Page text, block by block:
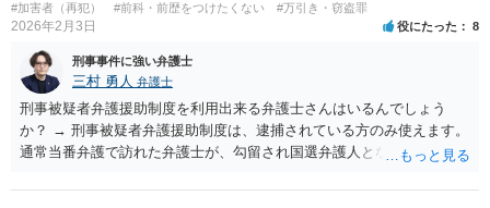
#加害者（再犯） #前科・前歴をつけたくない #万引き・窃盗罪
2026年2月3日 役にたった 8
刑事事件に強い弁護士
三村 勇人 弁護士
刑事被疑者弁護援助制度を利用出来る弁護士さんはいるんでしょう
か？ → 刑事被疑者弁護援助制度は、逮捕されている方のみ使えます。
通常当番弁護で訪れた弁護士が、勾留され国選弁護人となるまでの間
罰金は１００万以下で最低はどのくらいですか。 → 窃盗罪の法定刑は